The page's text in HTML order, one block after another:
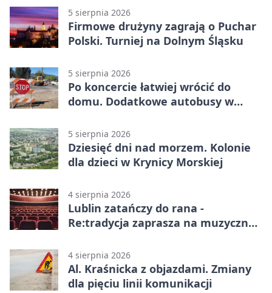
5 sierpnia 2026
Firmowe drużyny zagrają o Puchar
Polski. Turniej na Dolnym Śląsku
5 sierpnia 2026
Po koncercie łatwiej wrócić do
domu. Dodatkowe autobusy w
5 sierpnia 2026
Dziesięć dni nad morzem. Kolonie
dla dzieci w Krynicy Morskiej
4 sierpnia 2026
Lublin zatańczy do rana -
Re:tradycja zaprasza na muzyczną
4 sierpnia 2026
Al. Kraśnicka z objazdami. Zmiany
dla pięciu linii komunikacji